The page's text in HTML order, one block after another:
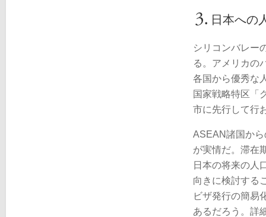
日本への
シリコンバレー
る。アメリカの
各国から優秀な
国家戦略特区「
市に先行して行
ASEAN諸国か
が実情だ。滞在
日本の将来の人
向きに検討する
ビザ発行の簡易
あるだろう。詳